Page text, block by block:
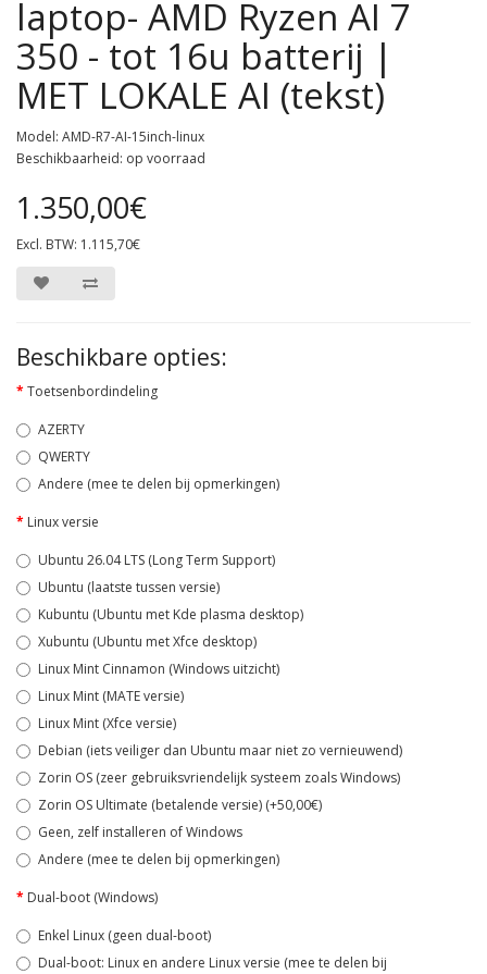
laptop- AMD Ryzen AI 7
350 - tot 16u batterij |
MET LOKALE AI (tekst)
Model: AMD-R7-AI-15inch-linux
Beschikbaarheid: op voorraad
1.350,00€
Excl. BTW: 1.115,70€
Beschikbare opties:
Toetsenbordindeling
AZERTY
QWERTY
Andere (mee te delen bij opmerkingen)
Linux versie
Ubuntu 26.04 LTS (Long Term Support)
Ubuntu (laatste tussen versie)
Kubuntu (Ubuntu met Kde plasma desktop)
Xubuntu (Ubuntu met Xfce desktop)
Linux Mint Cinnamon (Windows uitzicht)
Linux Mint (MATE versie)
Linux Mint (Xfce versie)
Debian (iets veiliger dan Ubuntu maar niet zo vernieuwend)
Zorin OS (zeer gebruiksvriendelijk systeem zoals Windows)
Zorin OS Ultimate (betalende versie) (+50,00€)
Geen, zelf installeren of Windows
Andere (mee te delen bij opmerkingen)
Dual-boot (Windows)
Enkel Linux (geen dual-boot)
Dual-boot: Linux en andere Linux versie (mee te delen bij